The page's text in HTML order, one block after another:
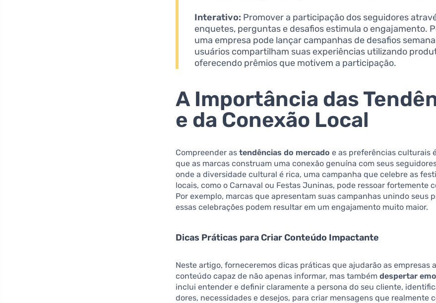
Interativo: Promover a participação dos seguidores
enquetes, perguntas e desafios estimula o engajamento.
uma empresa pode lançar campanhas de desafios
usuários compartilham suas experiências utilizando
oferecendo prêmios que motivem a participação.
A Importância das
e da Conexão Local
Compreender astendências do mercado e as preferências culturais
que as marcas construam uma conexão genuína com seus
onde a diversidade cultural é rica, uma campanha que celebre as
locais, como o Carnaval ou Festas Juninas, pode ressoar fortemente
Por exemplo, marcas que apresentam suas campanhas unindo seus
essas celebrações podem resultar em um engajamento muito maior.
Dicas Práticas para Criar Conteúdo Impactante
Neste artigo, forneceremos dicas práticas que ajudarão as empresas
conteúdo capaz de não apenas informar, mas tambémdespertar
inclui entender e definir claramente a persona do seu cliente,
dores, necessidades e desejos, para criar mensagens que realmente